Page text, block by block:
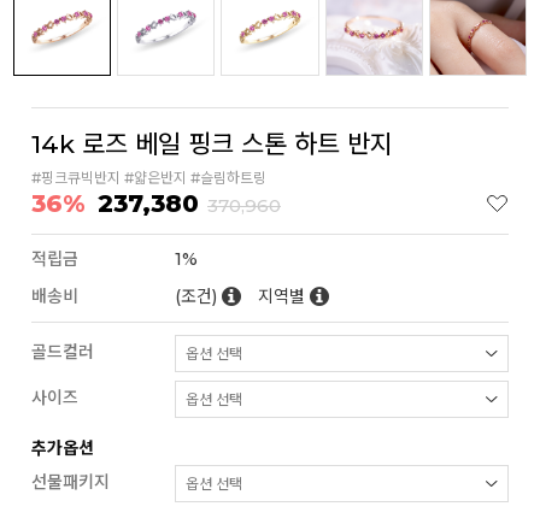
14k 로즈 베일 핑크 스톤 하트 반지
#핑크큐빅반지 #얇은반지 #슬림하트링
36% 237,380 370,960
적립금
1%
배송비
(조건) 지역별
골드컬러
사이즈
추가옵션
선물패키지